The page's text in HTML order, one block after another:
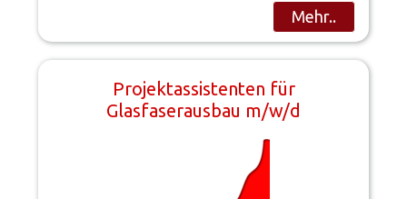
Mehr..
Projektassistenten für
Glasfaserausbau m/w/d